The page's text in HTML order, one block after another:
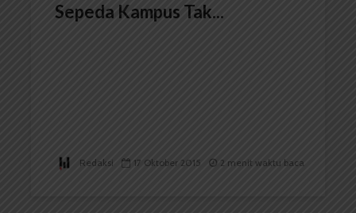
Sepeda Kampus Tak...
Redaksi 17 Oktober 2015 2 menit waktu baca